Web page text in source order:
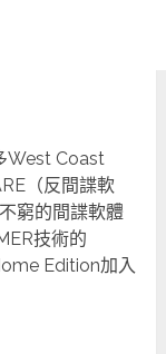
West Coast
（反間諜軟
窮的間諜軟體
技術的
Edition加入